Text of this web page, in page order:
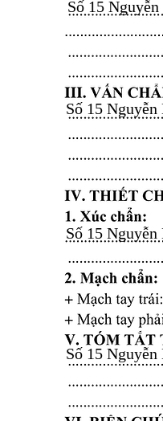
Số 15
Số 15
Số 15
Số 15